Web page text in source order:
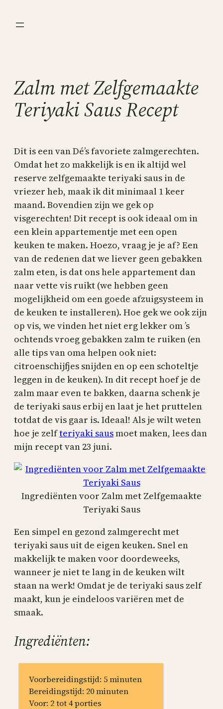
naar
Zalm met Zelfgemaakte
Teriyaki Saus Recept
Dit is een van Dé’s favoriete zalmgerechten.
Omdat het zo makkelijk is en ik altijd wel
reserve zelfgemaakte teriyaki saus in de
vriezer heb, maak ik dit minimaal 1 keer
maand. Bovendien zijn we gek op
visgerechten! Dit recept is ook ideaal om in
een klein appartementje met een open
keuken te maken. Hoezo, vraag je je af? Een
van de redenen dat we liever geen gebakken
zalm eten, is dat ons hele appartement dan
naar vette vis ruikt (we hebben geen
mogelijkheid om een goede afzuigsysteem in
de keuken te installeren). Hoe gek we ook zijn
op vis, we vinden het niet erg lekker om ’s
ochtends vroeg gebakken zalm te ruiken (en
alle tips van oma helpen ook niet:
citroenschijfjes snijden en op een schoteltje
leggen in de keuken). In dit recept hoef je de
zalm maar even te bakken, daarna schenk je
de teriyaki saus erbij en laat je het pruttelen
totdat de vis gaar is. Ideaal! Als je wilt weten
hoe je zelfteriyaki sausmoet maken, lees dan
mijn recept van 23 juni.
Ingrediënten voor Zalm met Zelfgemaakte
Teriyaki Saus
Een simpel en gezond zalmgerecht met
teriyaki saus uit de eigen keuken. Snel en
makkelijk te maken voor doordeweeks,
wanneer je niet te lang in de keuken wilt
staan na werk! Omdat je de teriyaki saus zelf
maakt, kun je eindeloos variëren met de
smaak.
Ingrediënten:
Voorbereidingstijd: 5 minuten
Bereidingstijd: 20 minuten
Voor: 2 tot 4 porties